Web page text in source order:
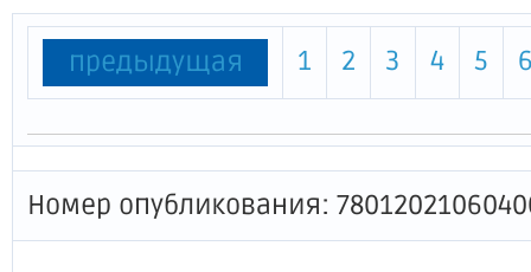
предыдущая 1 2 3 4 5
Номер опубликования: